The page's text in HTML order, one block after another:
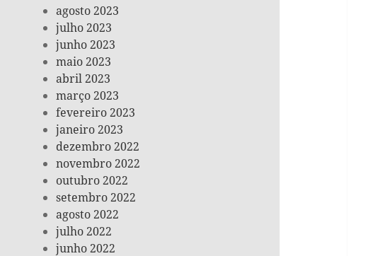
agosto 2023
julho 2023
junho 2023
maio 2023
abril 2023
março 2023
fevereiro 2023
janeiro 2023
dezembro 2022
novembro 2022
outubro 2022
setembro 2022
agosto 2022
julho 2022
junho 2022